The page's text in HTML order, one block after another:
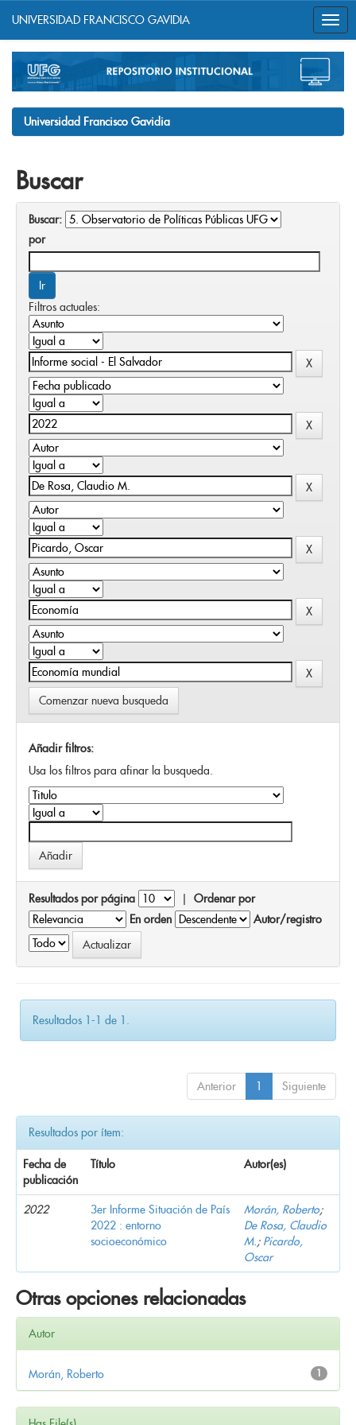
navigation
UNIVERSIDAD FRANCISCO GAVIDIA
Universidad Francisco Gavidia
Buscar
Buscar:
por
Filtros actuales:
Comenzar nueva busqueda
Añadir filtros:
Usa los filtros para afinar la busqueda.
Resultados por página | Ordenar por
En orden
Autor/registro
Resultados 1-1 de 1.
Anterior 1 Siguiente
Resultados por ítem:
Fecha de
publicación
Título Autor(es)
2022
3er Informe Situación de País
2022 : entorno
socioeconómico
Morán, Roberto;
De Rosa, Claudio
M.; Picardo,
Oscar
Otras opciones relacionadas
Autor
1
Morán, Roberto